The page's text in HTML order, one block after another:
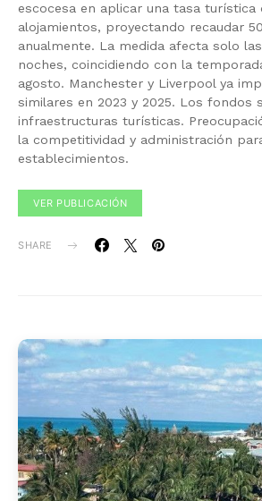
escocesa en aplicar una tasa turística
alojamientos, proyectando recaudar
anualmente. La medida afecta solo
noches, coincidiendo con la
agosto. Manchester y Liverpool ya
similares en 2023 y 2025. Los fondos
infraestructuras turísticas.
la competitividad y administración
establecimientos.
VER PUBLICACIÓN
SHARE